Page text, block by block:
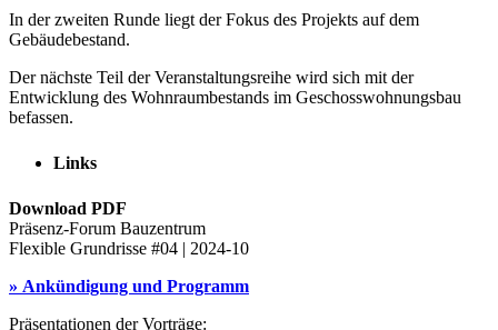
In der zweiten Runde liegt der Fokus des Projekts auf dem
Gebäudebestand.
Der nächste Teil der Veranstaltungsreihe wird sich mit der
Entwicklung des Wohnraumbestands im Geschosswohnungsbau
befassen.
Links
Download PDF
Präsenz-Forum Bauzentrum
Flexible Grundrisse #04 | 2024-10
» Ankündigung und Programm
Präsentationen der Vorträge: